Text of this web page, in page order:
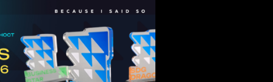
на пратки. Според
нишова услуга към
г. между 25% и 30%
– рязък скок
промени в навиците за